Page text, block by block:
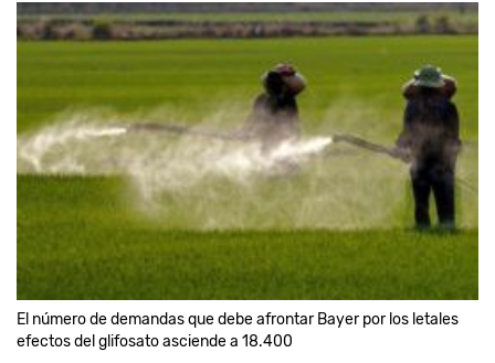
El número de demandas que debe afrontar Bayer por los letales
efectos del glifosato asciende a 18.400